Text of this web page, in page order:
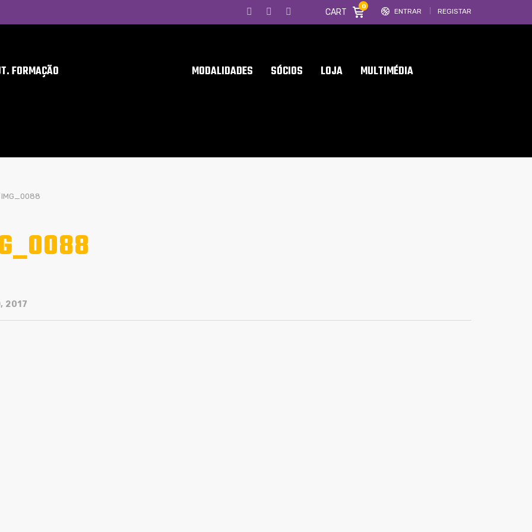
ENTRAR REGISTAR
CART
0
FORMAÇÃO MODALIDADES SÓCIOS LOJA MULTIMÉDIA
IMG_0088
2017